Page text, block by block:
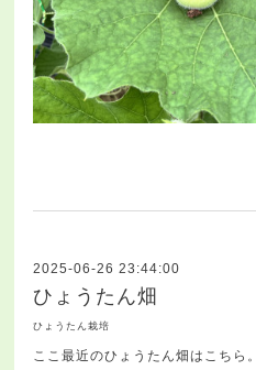
2025-06-26 23:44:00
ひょうたん畑
ひょうたん栽培
ここ最近のひょうたん畑はこちら。